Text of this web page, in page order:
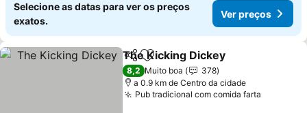
Selecione as datas para ver os preços
exatos.
Ver preços
PartilharAdicionar aos favoritos
The Kicking Dickey
8,2 Muito boa
378
a 0.9 km de Centro da cidade
Pub tradicional com comida farta